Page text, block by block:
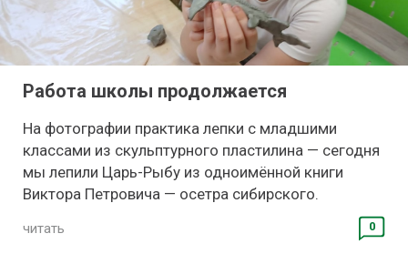
Работа школы продолжается
На фотографии практика лепки с младшими
классами из скульптурного пластилина — сегодня
мы лепили Царь-Рыбу из одноимённой книги
Виктора Петровича — осетра сибирского.
читать 0